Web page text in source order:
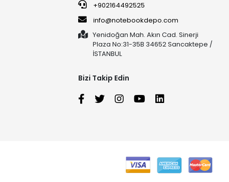
+902164492525
info@notebookdepo.com
Yenidoğan Mah. Akın Cad. Sinerji
Plaza No:31-35B 34652 Sancaktepe /
İSTANBUL
Bizi Takip Edin